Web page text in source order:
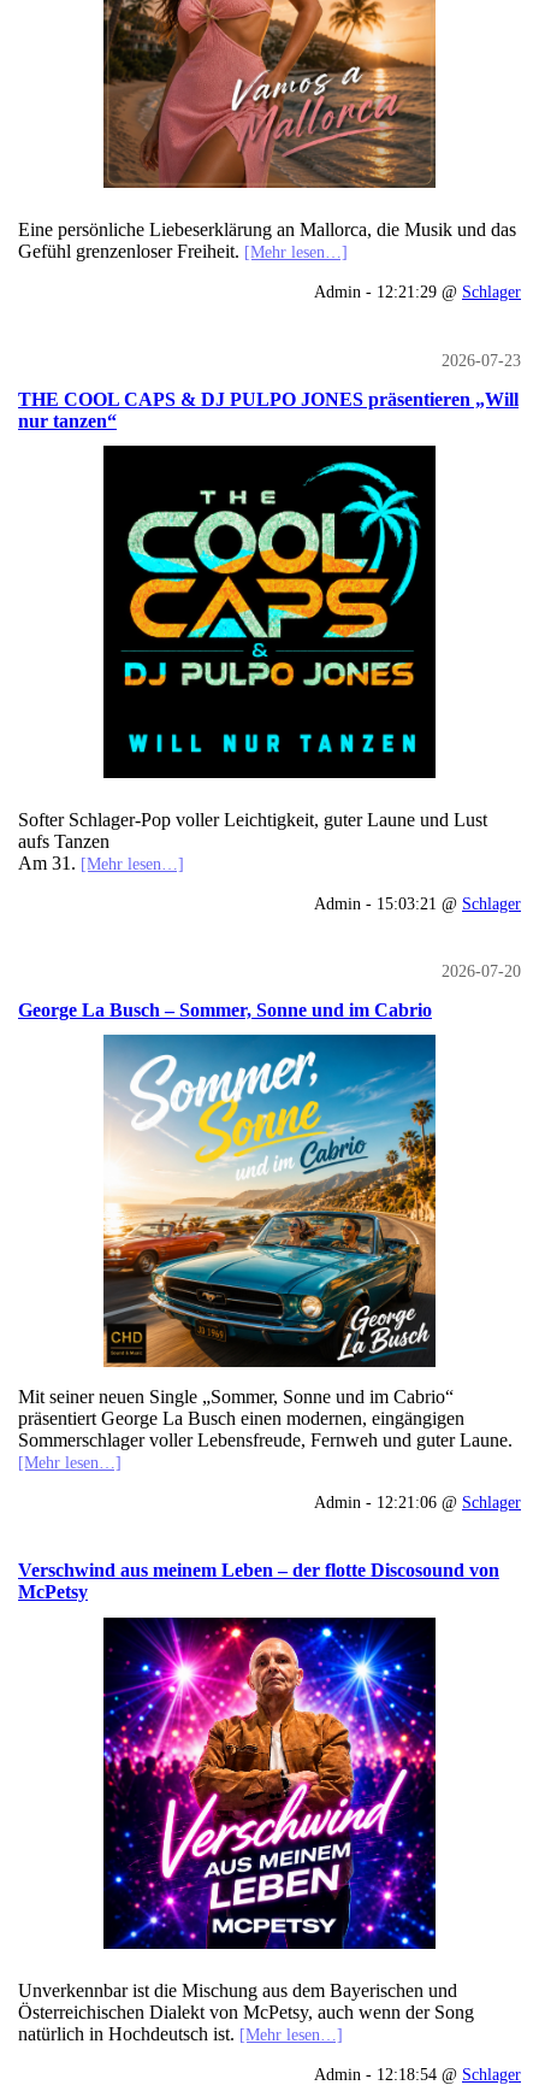
Eine persönliche Liebeserklärung an Mallorca, die Musik und das
Gefühl grenzenloser Freiheit. [Mehr lesen…]
Admin - 12:21:29 @ Schlager
2026-07-23
THE COOL CAPS & DJ PULPO JONES präsentieren „Will
nur tanzen“
Softer Schlager-Pop voller Leichtigkeit, guter Laune und Lust
aufs Tanzen
Am 31. [Mehr lesen…]
Admin - 15:03:21 @ Schlager
2026-07-20
George La Busch – Sommer, Sonne und im Cabrio
Mit seiner neuen Single „Sommer, Sonne und im Cabrio“
präsentiert George La Busch einen modernen, eingängigen
Sommerschlager voller Lebensfreude, Fernweh und guter Laune.
[Mehr lesen…]
Admin - 12:21:06 @ Schlager
Verschwind aus meinem Leben – der flotte Discosound von
McPetsy
Unverkennbar ist die Mischung aus dem Bayerischen und
Österreichischen Dialekt von McPetsy, auch wenn der Song
natürlich in Hochdeutsch ist. [Mehr lesen…]
Admin - 12:18:54 @ Schlager